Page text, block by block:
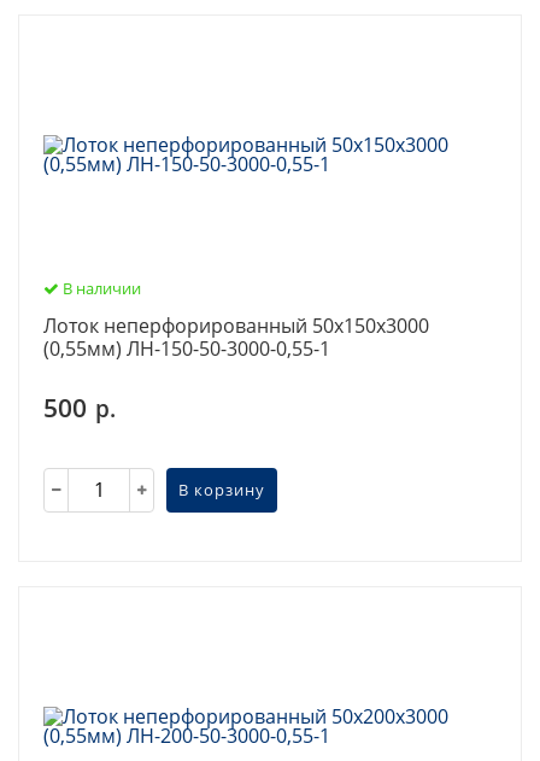
В наличии
Лоток неперфорированный 50х150х3000
(0,55мм) ЛН-150-50-3000-0,55-1
500 р.
В корзину